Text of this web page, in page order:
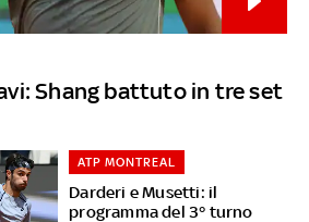
Shang battuto in tre set
Darderi e Musetti: il
programma del 3° turno
ATP MONTREAL